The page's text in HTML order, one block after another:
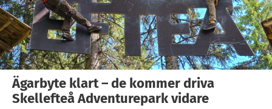
Ägarbyte klart – de kommer driva
Skellefteå Adventurepark vidare